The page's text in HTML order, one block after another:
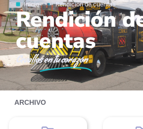
Inicio Rendición de cuentas
Rendición
cuentas
Cevallosen tu corazón
ARCHIVO